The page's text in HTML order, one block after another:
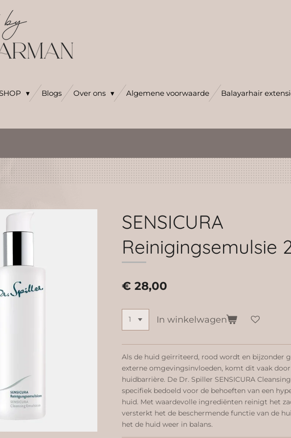
Blogs Over ons Algemene voorwaarde Balayarhair
SENSICURA
Reinigingsemulsie
€ 28,00
In winkelwagen
Als de huid geïrriteerd, rood wordt en bijzonder
externe omgevingsinvloeden, komt dit vaak
huidbarrière. De Dr. Spiller SENSICURA
specifiek bedoeld voor de behoeften van een
huid. Met waardevolle ingrediënten reinigt het
versterkt het de beschermende functie van de
het de huid weer in balans.